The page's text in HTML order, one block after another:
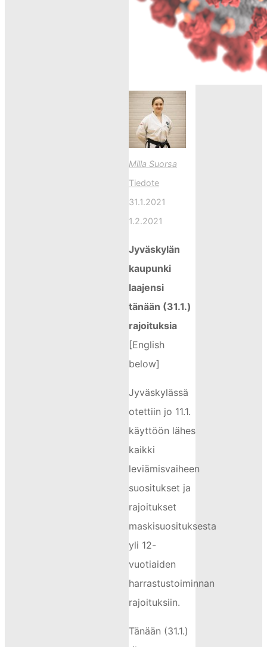
Milla Suorsa
Tiedote
31.1.2021
1.2.2021
Jyväskylän
kaupunki
laajensi
tänään (31.1.)
rajoituksia
[English
below]
Jyväskylässä
otettiin jo 11.1.
käyttöön lähes
kaikki
leviämisvaiheen
suositukset ja
rajoitukset
maskisuosituksesta
yli 12-
vuotiaiden
harrastustoiminnan
rajoituksiin.
Tänään (31.1.)